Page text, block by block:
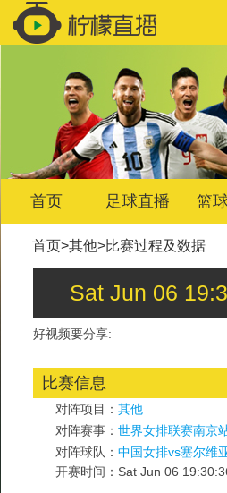
首页 足球直播 篮
首页>其他>比赛过程及数据
Sat Jun 06
好视频要分享:
比赛信息
对阵项目： 其他
对阵赛事： 世界女排联赛南京
对阵球队： 中国女排vs塞尔维
开赛时间：Sat Jun 06